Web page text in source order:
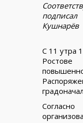
подписал
Кушнарёв
С 11 утра